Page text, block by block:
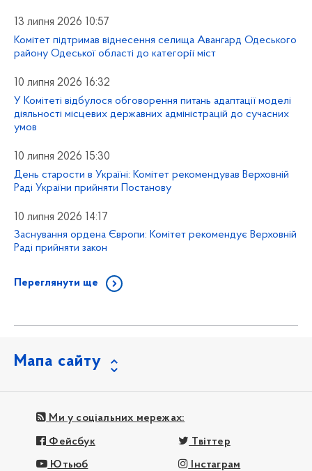
13 липня 2026 10:57
Комітет підтримав віднесення селища Авангард Одеського
району Одеської області до категорії міст
10 липня 2026 16:32
У Комітеті відбулося обговорення питань адаптації моделі
діяльності місцевих державних адміністрацій до сучасних
умов
10 липня 2026 15:30
День старости в Україні: Комітет рекомендував Верховній
Раді України прийняти Постанову
10 липня 2026 14:17
Заснування ордена Європи: Комітет рекомендує Верховній
Раді прийняти закон
Переглянути ще
Мапа сайту
Ми у соціальних мережах:
Фейсбук Твіттер
Ютьюб Інстаграм